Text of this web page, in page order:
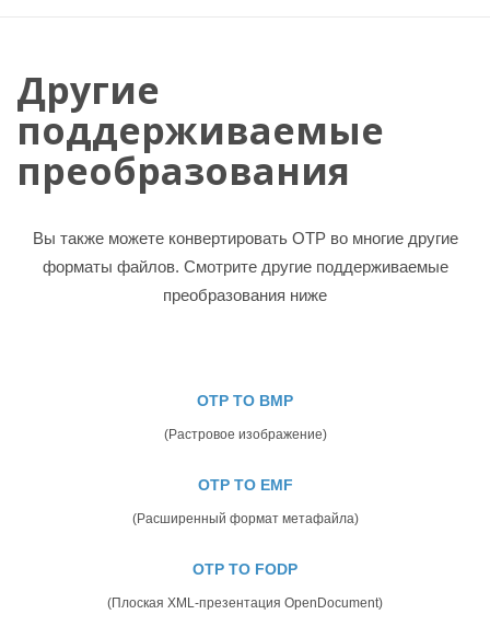
Другие
поддерживаемые
преобразования
Вы также можете конвертировать OTP во многие другие
форматы файлов. Смотрите другие поддерживаемые
преобразования ниже
OTP TO BMP
(Растровое изображение)
OTP TO EMF
(Расширенный формат метафайла)
OTP TO FODP
(Плоская XML-презентация OpenDocument)